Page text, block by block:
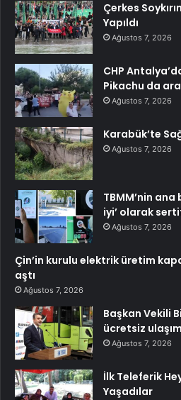
Çerkes
Yapıldı
Ağustos 7, 2026
CHP
Pikachu da
Ağustos 7, 2026
Karabük’te
Ağustos 7, 2026
TBMM’nin ana
iyi’ olarak
Ağustos 7, 2026
Çin’in kurulu elektrik üretim
aştı
Ağustos 7, 2026
Başkan Vekili
ücretsiz
Ağustos 7, 2026
İlk Teleferik
Yaşadılar